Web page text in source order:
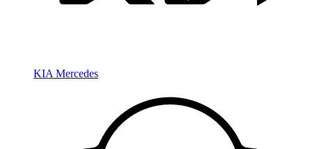
KIA Mercedes